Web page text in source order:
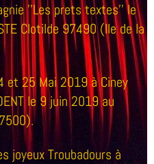
''Les prets textes'' le
Clotilde 97490 (Ile de la
et 25 Mai 2019 à Ciney
le 9 juin 2019 au
joyeux Troubadours à